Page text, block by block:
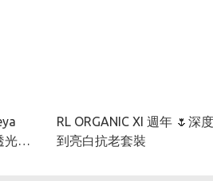
光套
RL ORGANIC XI 週年 🌷深
到亮白抗老套裝